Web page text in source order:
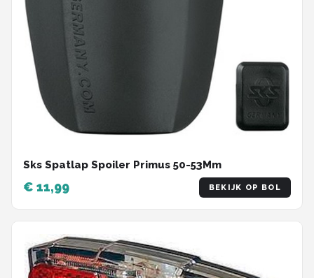
Sks Spatlap Spoiler Primus 50-53Mm
€ 11,99 BEKIJK OP BOL